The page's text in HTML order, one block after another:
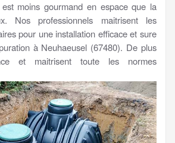
est moins gourmand en espace que la
Nos professionnels maitrisent les
pour une installation efficace et sure
à Neuhaeusel (67480). De plus
et maitrisent toute les normes